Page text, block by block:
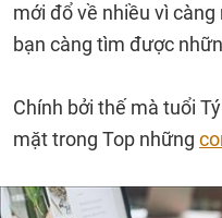
mới đổ về nhiều vì
bạn càng tìm được
Chính bởi thế mà tuổi
mặt trong Top những